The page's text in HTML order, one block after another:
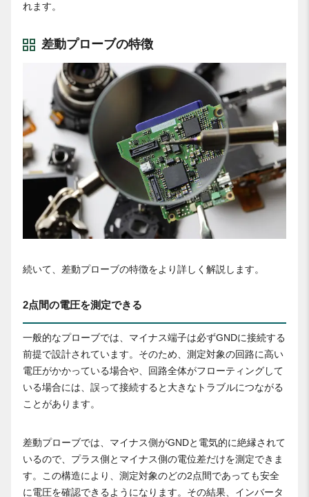
れます。
差動プローブの特徴
続いて、差動プローブの特徴をより詳しく解説します。
2点間の電圧を測定できる
一般的なプローブでは、マイナス端子は必ずGNDに接続する
前提で設計されています。そのため、測定対象の回路に高い
電圧がかかっている場合や、回路全体がフローティングして
いる場合には、誤って接続すると大きなトラブルにつながる
ことがあります。
差動プローブでは、マイナス側がGNDと電気的に絶縁されて
いるので、プラス側とマイナス側の電位差だけを測定できま
す。この構造により、測定対象のどの2点間であっても安全
に電圧を確認できるようになります。その結果、インバータ